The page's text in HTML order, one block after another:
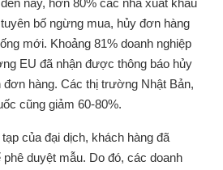
bố ngừng mua, hủy đơn hàng
mới. Khoảng 81% doanh nghiệp
EU đã nhận được thông báo hủy
đơn hàng. Các thị trường Nhật Bản,
cũng giảm 60-80%.
của đại dịch, khách hàng đã
duyệt mẫu. Do đó, các doanh